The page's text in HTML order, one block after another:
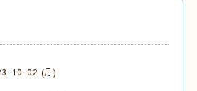
10-02 (月)